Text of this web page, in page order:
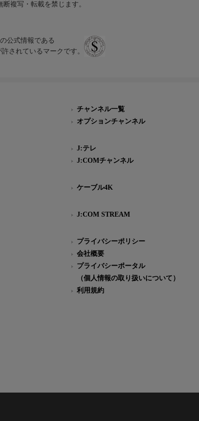
複写・転載を禁じます。
公式情報である
されているマークです。
チャンネル一覧
オプションチャンネル
J:テレ
J:COMチャンネル
ケーブル4K
J:COM STREAM
プライバシーポリシー
会社概要
プライバシーポータル
（個人情報の取り扱いについて）
利用規約